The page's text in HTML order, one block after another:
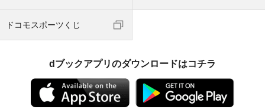
ドコモスポーツくじ
dブックアプリのダウンロードはコチラ